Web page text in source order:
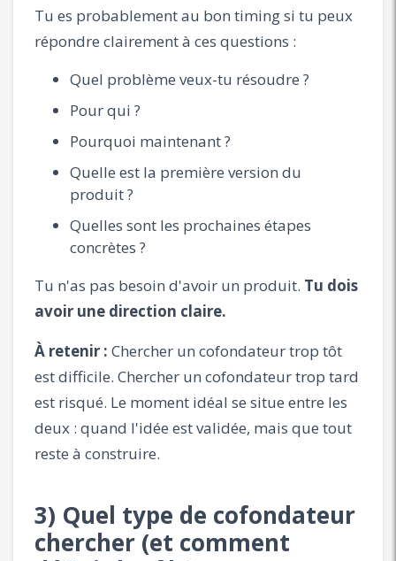
Tu es probablement au bon timing si tu peux
répondre clairement à ces questions :
Quel problème veux-tu résoudre ?
Pour qui ?
Pourquoi maintenant ?
Quelle est la première version du
produit ?
Quelles sont les prochaines étapes
concrètes ?
Tu n'as pas besoin d'avoir un produit. Tu dois
avoir une direction claire.
À retenir : Chercher un cofondateur trop tôt
est difficile. Chercher un cofondateur trop tard
est risqué. Le moment idéal se situe entre les
deux : quand l'idée est validée, mais que tout
reste à construire.
3) Quel type de cofondateur
chercher (et comment